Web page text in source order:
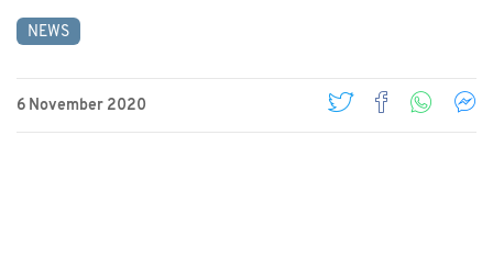
NEWS
6 November 2020